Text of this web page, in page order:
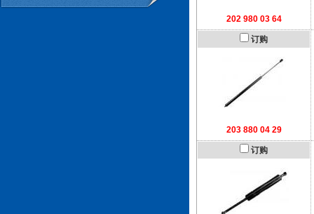
202 980 03 64
订购
203 880 04 29
订购